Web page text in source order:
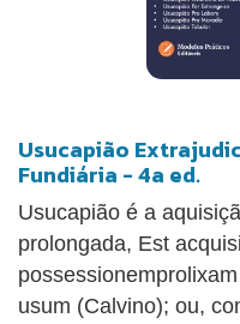
Usucapião
Fundiária - 4a ed.
Usucapião é a
prolongada, Est
usum (Calvino); ou,